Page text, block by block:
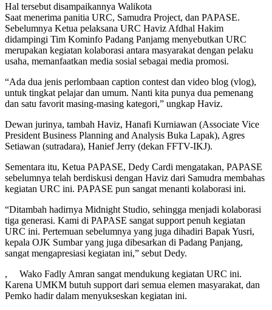
Hal tersebut disampaikannya Walikota
Saat menerima panitia URC, Samudra Project, dan PAPASE.
Sebelumnya Ketua pelaksana URC Haviz Afdhal Hakim
didampingi Tim Kominfo Padang Panjamg menyebutkan URC
merupakan kegiatan kolaborasi antara masyarakat dengan pelaku
usaha, memanfaatkan media sosial sebagai media promosi.
“Ada dua jenis perlombaan caption contest dan video blog (vlog),
untuk tingkat pelajar dan umum. Nanti kita punya dua pemenang
dan satu favorit masing-masing kategori,” ungkap Haviz.
Dewan jurinya, tambah Haviz, Hanafi Kurniawan (Associate Vice
President Business Planning and Analysis Buka Lapak), Agres
Setiawan (sutradara), Hanief Jerry (dekan FFTV-IKJ).
Sementara itu, Ketua PAPASE, Dedy Cardi mengatakan, PAPASE
sebelumnya telah berdiskusi dengan Haviz dari Samudra membahas
kegiatan URC ini. PAPASE pun sangat menanti kolaborasi ini.
“Ditambah hadirnya Midnight Studio, sehingga menjadi kolaborasi
tiga generasi. Kami di PAPASE sangat support penuh kegiatan
URC ini. Pertemuan sebelumnya yang juga dihadiri Bapak Yusri,
kepala OJK Sumbar yang juga dibesarkan di Padang Panjang,
sangat mengapresiasi kegiatan ini,” sebut Dedy.
, Wako Fadly Amran sangat mendukung kegiatan URC ini.
Karena UMKM butuh support dari semua elemen masyarakat, dan
Pemko hadir dalam menyukseskan kegiatan ini.